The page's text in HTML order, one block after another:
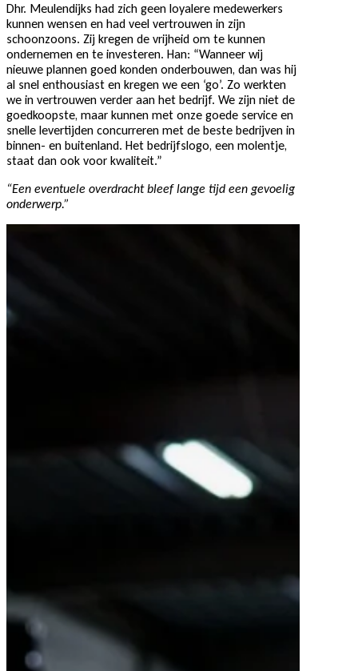
Dhr. Meulendijks had zich geen loyalere medewerkers
kunnen wensen en had veel vertrouwen in zijn
schoonzoons. Zij kregen de vrijheid om te kunnen
ondernemen en te investeren. Han: “Wanneer wij
nieuwe plannen goed konden onderbouwen, dan was hij
al snel enthousiast en kregen we een ‘go’. Zo werkten
we in vertrouwen verder aan het bedrijf. We zijn niet de
goedkoopste, maar kunnen met onze goede service en
snelle levertijden concurreren met de beste bedrijven in
binnen- en buitenland. Het bedrijfslogo, een molentje,
staat dan ook voor kwaliteit.”
“Een eventuele overdracht bleef lange tijd een gevoelig
onderwerp.”